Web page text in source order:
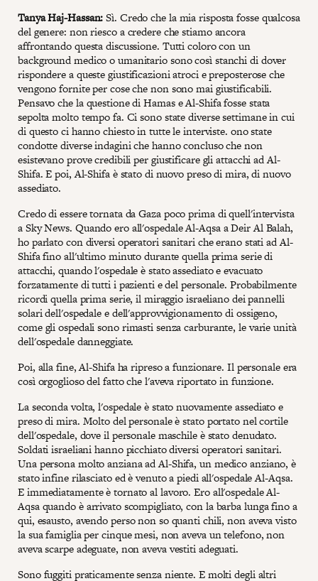
Tanya Haj-Hassan:Sì. Credo che la mia risposta fosse qualcosa
del genere: non riesco a credere che stiamo ancora
affrontando questa discussione. Tutti coloro con un
background medico o umanitario sono così stanchi di dover
rispondere a queste giustificazioni atroci e preposterose che
vengono fornite per cose che non sono mai giustificabili.
Pensavo che la questione di Hamas e Al-Shifa fosse stata
sepolta molto tempo fa. Ci sono state diverse settimane in cui
di questo ci hanno chiesto in tutte le interviste. ono state
condotte diverse indagini che hanno concluso che non
esistevano prove credibili per giustificare gli attacchi ad Al-
Shifa. E poi, Al-Shifa è stato di nuovo preso di mira, di nuovo
assediato.
Credo di essere tornata da Gaza poco prima di quell'intervista
a Sky News. Quando ero all'ospedale Al-Aqsa a Deir Al Balah,
ho parlato con diversi operatori sanitari che erano stati ad Al-
Shifa fino all'ultimo minuto durante quella prima serie di
attacchi, quando l'ospedale è stato assediato e evacuato
forzatamente di tutti i pazienti e del personale. Probabilmente
ricordi quella prima serie, il miraggio israeliano dei pannelli
solari dell'ospedale e dell'approvvigionamento di ossigeno,
come gli ospedali sono rimasti senza carburante, le varie unità
dell'ospedale danneggiate.
Poi, alla fine, Al-Shifa ha ripreso a funzionare. Il personale era
così orgoglioso del fatto che l'aveva riportato in funzione.
La seconda volta, l'ospedale è stato nuovamente assediato e
preso di mira. Molto del personale è stato portato nel cortile
dell'ospedale, dove il personale maschile è stato denudato.
Soldati israeliani hanno picchiato diversi operatori sanitari.
Una persona molto anziana ad Al-Shifa, un medico anziano, è
stato infine rilasciato ed è venuto a piedi all'ospedale Al-Aqsa.
E immediatamente è tornato al lavoro. Ero all'ospedale Al-
Aqsa quando è arrivato scompigliato, con la barba lunga fino a
qui, esausto, avendo perso non so quanti chili, non aveva visto
la sua famiglia per cinque mesi, non aveva un telefono, non
aveva scarpe adeguate, non aveva vestiti adeguati.
Sono fuggiti praticamente senza niente. E molti degli altri